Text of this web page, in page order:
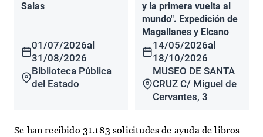
Salas
01/07/2026al
31/08/2026
Biblioteca Pública
del Estado
y la primera vuelta al
mundo". Expedición de
Magallanes y Elcano
14/05/2026al
18/10/2026
MUSEO DE SANTA
CRUZ C/ Miguel de
Cervantes, 3
Se han recibido 31.183 solicitudes de ayuda de libros